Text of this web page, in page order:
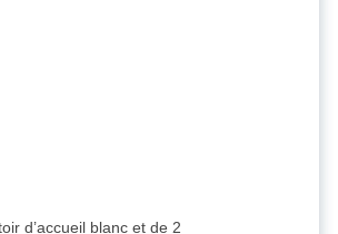
d’accueil blanc et de 2